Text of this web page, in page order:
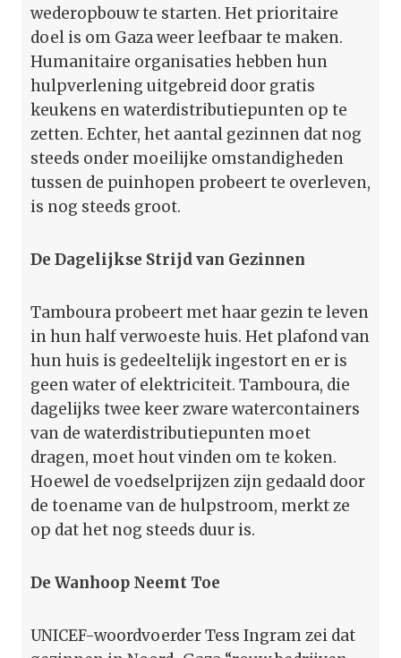
wederopbouw te starten. Het prioritaire
doel is om Gaza weer leefbaar te maken.
Humanitaire organisaties hebben hun
hulpverlening uitgebreid door gratis
keukens en waterdistributiepunten op te
zetten. Echter, het aantal gezinnen dat nog
steeds onder moeilijke omstandigheden
tussen de puinhopen probeert te overleven,
is nog steeds groot.
De Dagelijkse Strijd van Gezinnen
Tamboura probeert met haar gezin te leven
in hun half verwoeste huis. Het plafond van
hun huis is gedeeltelijk ingestort en er is
geen water of elektriciteit. Tamboura, die
dagelijks twee keer zware watercontainers
van de waterdistributiepunten moet
dragen, moet hout vinden om te koken.
Hoewel de voedselprijzen zijn gedaald door
de toename van de hulpstroom, merkt ze
op dat het nog steeds duur is.
De Wanhoop Neemt Toe
UNICEF-woordvoerder Tess Ingram zei dat